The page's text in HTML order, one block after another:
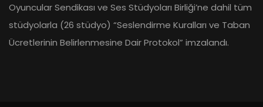
Oyuncular Sendikası ve Ses Stüdyoları Birliği’ne dahil tüm
stüdyolarla (26 stüdyo) “Seslendirme Kuralları ve Taban
Ücretlerinin Belirlenmesine Dair Protokol” imzalandı.